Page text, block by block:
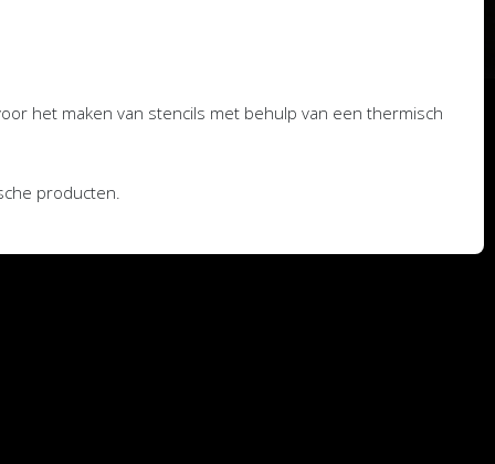
het maken van stencils met behulp van een thermisch
producten.